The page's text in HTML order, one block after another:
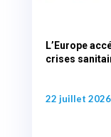
L’Europe
crises
22 juillet 2026